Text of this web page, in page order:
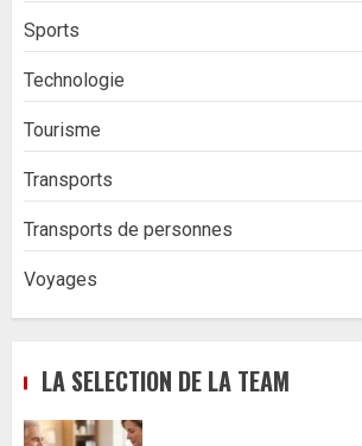
Sports
Technologie
Tourisme
Transports
Transports de personnes
Voyages
LA SELECTION DE LA TEAM